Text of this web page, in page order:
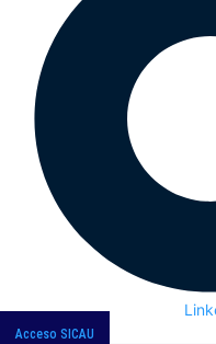
Acceso SICAU